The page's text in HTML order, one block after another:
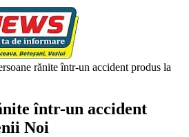
rănite într-un accident produs la
într-un accident
Noi